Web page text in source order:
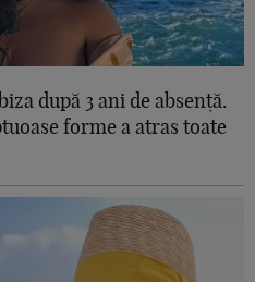
după 3 ani de absență.
forme a atras toate